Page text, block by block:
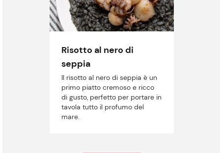
Risotto al nero di
seppia
Il risotto al nero di seppia è un
primo piatto cremoso e ricco
di gusto, perfetto per portare in
tavola tutto il profumo del
mare.